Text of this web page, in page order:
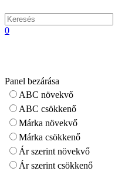
0
Panel bezárása
ABC növekvő
ABC csökkenő
Márka növekvő
Márka csökkenő
Ár szerint növekvő
Ár szerint csökkenő